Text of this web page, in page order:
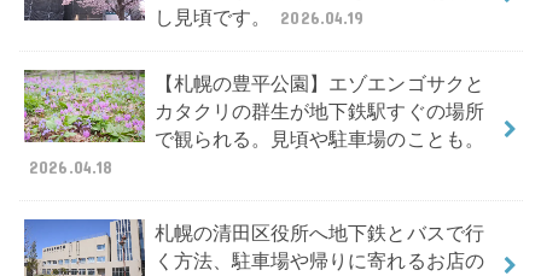
し見頃です。
2026.04.19
【札幌の豊平公園】エゾエンゴサクと
カタクリの群生が地下鉄駅すぐの場所
で観られる。見頃や駐車場のことも。
2026.04.18
札幌の清田区役所へ地下鉄とバスで行
く方法、駐車場や帰りに寄れるお店の